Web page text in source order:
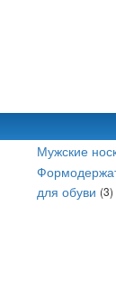
Мужские
для обуви (3)